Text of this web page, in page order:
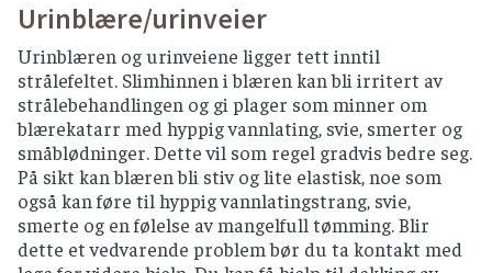
Urinblære/urinveier
Urinblæren og urinveiene ligger tett inntil
strålefeltet. Slimhinnen i blæren kan bli irritert av
strålebehandlingen og gi plager som minner om
blærekatarr med hyppig vannlating, svie, smerter og
småblødninger. Dette vil som regel gradvis bedre seg.
På sikt kan blæren bli stiv og lite elastisk, noe som
også kan føre til hyppig vannlatingstrang, svie,
smerte og en følelse av mangelfull tømming. Blir
dette et vedvarende problem bør du ta kontakt med